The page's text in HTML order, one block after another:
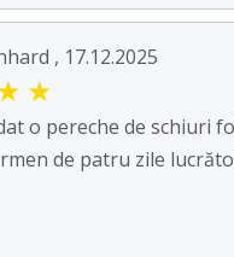
, 17.12.2025
★
o pereche de schiuri
de patru zile